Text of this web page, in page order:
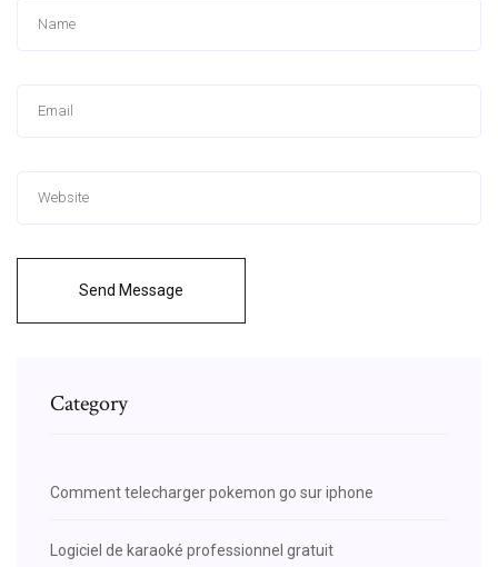
Send Message
Category
Comment telecharger pokemon go sur iphone
Logiciel de karaoké professionnel gratuit